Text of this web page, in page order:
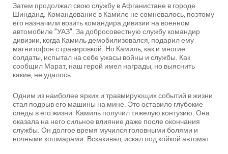
Затем продолжал свою службу в Афганистане в городе
Шинданд. Командование в Камиле не сомневалось, поэтому
его назначили возить командира дивизии на военном
автомобиле "УАЗ". За добросовестную службу командир
дивизии, когда Камиль демобилизовался, подарил ему
магнитофон с гравировкой. Но Камиль, как и многие
солдаты, испытал на себе ужасы войны и службы. Как
сообщил Марат, наш герой имел награды, но выяснить
какие, не удалось.
Одним из наиболее ярких и травмирующих событий в жизни
стал подрыв его машины на мине. Это оставило глубокие
следы в его жизни: Камиль получил тяжелую контузию. Она
оказала на него сильное влияние даже после окончания
службы. Он долгое время мучился головными болями и
ночными кошмарами. Вскакивал, искал под койкой автомат.